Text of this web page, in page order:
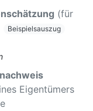
(für
Beispielsauszug
Eigentümers